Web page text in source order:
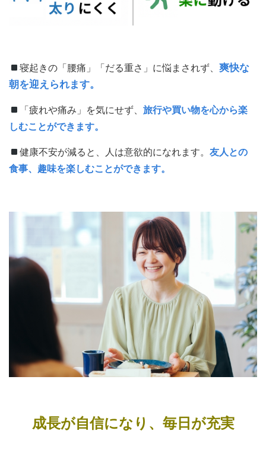
寝起きの「腰痛」「だる重さ」に悩まされず、爽快な
朝を迎えられます。
「疲れや痛み」を気にせず、旅行や買い物を心から楽
しむことができます。
健康不安が減ると、人は意欲的になれます。友人との
食事、趣味を楽しむことができます。
成長が自信になり、毎日が充実